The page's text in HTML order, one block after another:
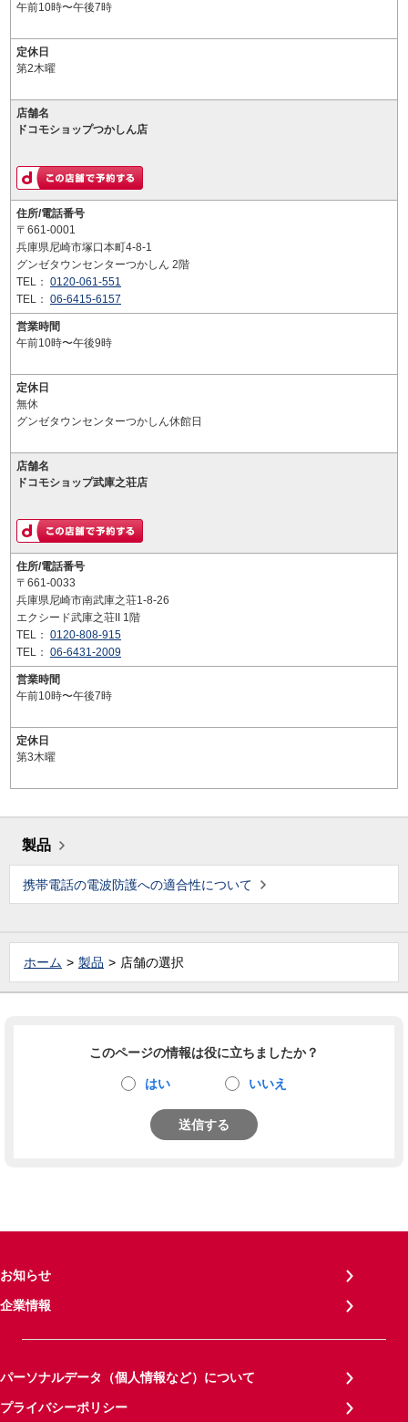
午前10時〜午後7時
定休日
第2木曜
店舗名
ドコモショップつかしん店
住所/電話番号
〒661-0001
兵庫県尼崎市塚口本町4-8-1
グンゼタウンセンターつかしん 2階
TEL： 0120-061-551
TEL： 06-6415-6157
営業時間
午前10時〜午後9時
定休日
無休
グンゼタウンセンターつかしん休館日
店舗名
ドコモショップ武庫之荘店
住所/電話番号
〒661-0033
兵庫県尼崎市南武庫之荘1-8-26
エクシード武庫之荘II 1階
TEL： 0120-808-915
TEL： 06-6431-2009
営業時間
午前10時〜午後7時
定休日
第3木曜
製品
携帯電話の電波防護への適合性について
ホーム 製品 店舗の選択
このページの情報は役に立ちましたか？
はい いいえ
送信する
お知らせ
企業情報
パーソナルデータ（個人情報など）について
プライバシーポリシー